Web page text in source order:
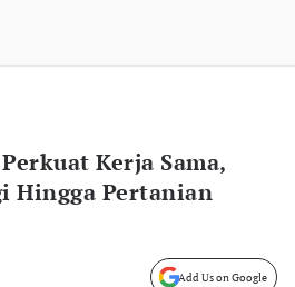
Kerja Sama,
Hingga Pertanian
Add Us on Google